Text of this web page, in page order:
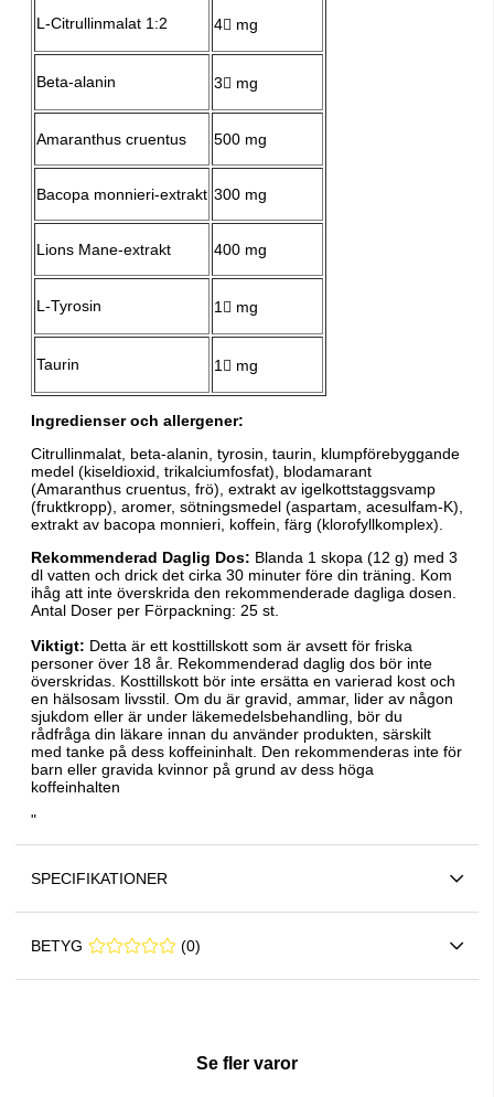
L-Citrullinmalat 1:2 4𧄀 mg
Beta-alanin 3𧋴 mg
Amaranthus cruentus 500 mg
Bacopa monnieri-extrakt 300 mg
Lions Mane-extrakt 400 mg
L-Tyrosin 1𧄀 mg
Taurin 1𧄀 mg
Ingredienser och allergener:
Citrullinmalat, beta-alanin, tyrosin, taurin, klumpförebyggande
medel (kiseldioxid, trikalciumfosfat), blodamarant
(Amaranthus cruentus, frö), extrakt av igelkottstaggsvamp
(fruktkropp), aromer, sötningsmedel (aspartam, acesulfam-K),
extrakt av bacopa monnieri, koffein, färg (klorofyllkomplex).
Rekommenderad Daglig Dos: Blanda 1 skopa (12 g) med 3
dl vatten och drick det cirka 30 minuter före din träning. Kom
ihåg att inte överskrida den rekommenderade dagliga dosen.
Antal Doser per Förpackning: 25 st.
Viktigt: Detta är ett kosttillskott som är avsett för friska
personer över 18 år. Rekommenderad daglig dos bör inte
överskridas. Kosttillskott bör inte ersätta en varierad kost och
en hälsosam livsstil. Om du är gravid, ammar, lider av någon
sjukdom eller är under läkemedelsbehandling, bör du
rådfråga din läkare innan du använder produkten, särskilt
med tanke på dess koffeininhalt. Den rekommenderas inte för
barn eller gravida kvinnor på grund av dess höga
koffeinhalten
"
SPECIFIKATIONER
BETYG 0 0 (0)
Se fler varor